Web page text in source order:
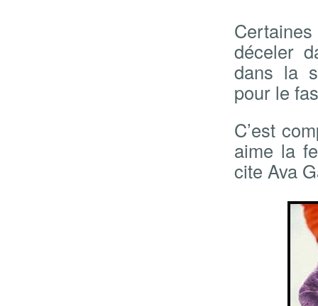
déceler
dans la
pour le
C’est
aime la
cite Ava